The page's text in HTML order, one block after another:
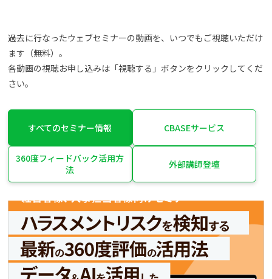
過去に行なったウェブセミナーの動画を、いつでもご視聴いただけ
ます（無料）。
各動画の視聴お申し込みは「視聴する」ボタンをクリックしてくだ
さい。
すべてのセミナー情報 CBASEサービス
360度フィードバック活用方
法
外部講師登壇